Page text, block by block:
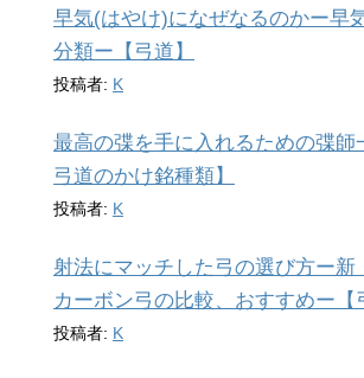
早気(はやけ)になぜなるのかー早
分類ー【弓道】
投稿者: K
最高の弽を手に入れるための弽師
弓道のかけ銘種類】
投稿者: K
射法にマッチした弓の選び方ー新
カーボン弓の比較、おすすめー【
投稿者: K